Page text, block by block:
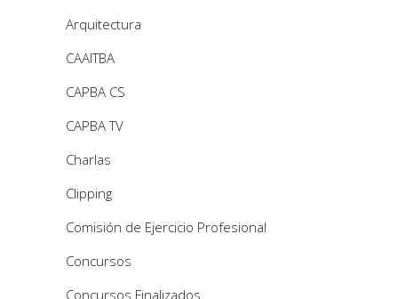
Arquitectura
CAAITBA
CAPBA CS
CAPBA TV
Charlas
Clipping
Comisión de Ejercicio Profesional
Concursos
Concursos Finalizados